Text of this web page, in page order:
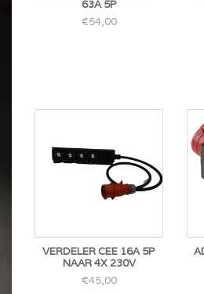
63A 5P
€54,00
VERDELER CEE 16A 5P
NAAR 4X 230V
€45,00